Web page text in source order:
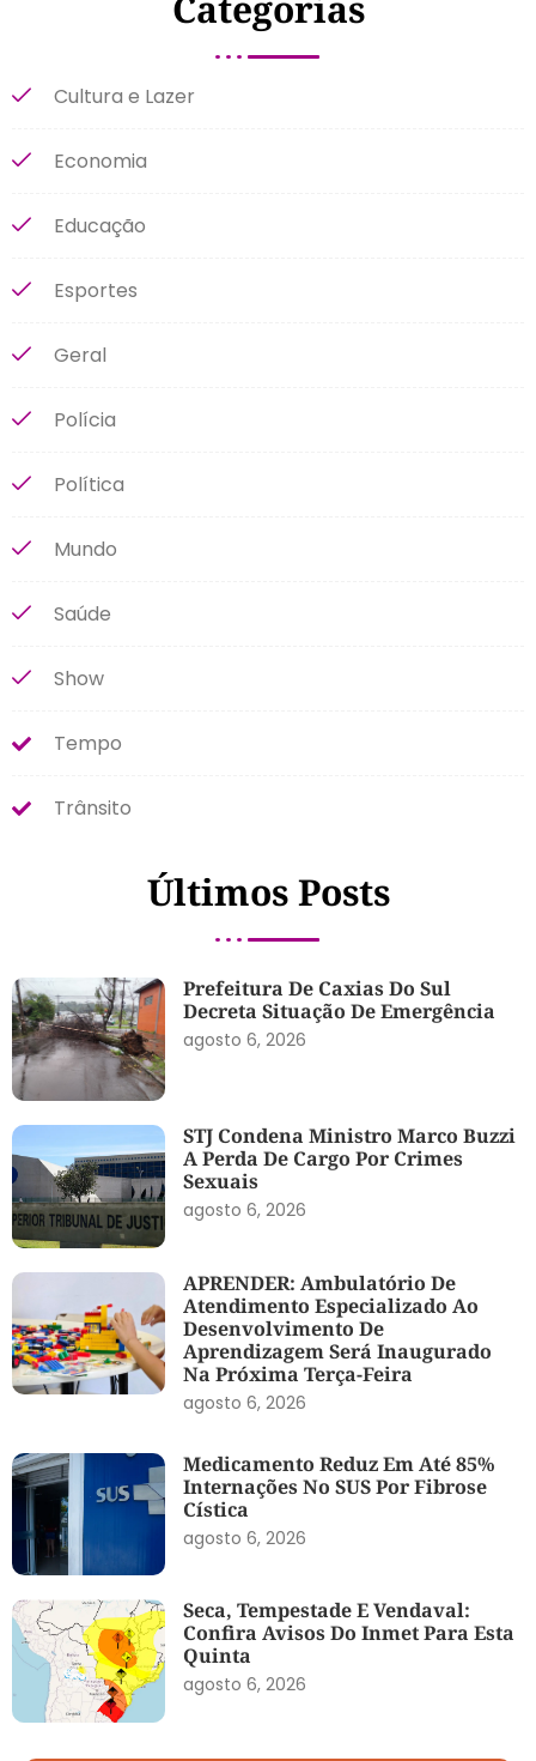
Cultura e Lazer
Economia
Educação
Esportes
Geral
Polícia
Política
Mundo
Saúde
Show
Tempo
Trânsito
Últimos Posts
Prefeitura De Caxias Do Sul
Decreta Situação De Emergência
agosto 6, 2026
STJ Condena Ministro Marco Buzzi
A Perda De Cargo Por Crimes
Sexuais
agosto 6, 2026
APRENDER: Ambulatório De
Atendimento Especializado Ao
Desenvolvimento De
Aprendizagem Será Inaugurado
Na Próxima Terça-Feira
agosto 6, 2026
Medicamento Reduz Em Até 85%
Internações No SUS Por Fibrose
Cística
agosto 6, 2026
Seca, Tempestade E Vendaval:
Confira Avisos Do Inmet Para Esta
Quinta
agosto 6, 2026